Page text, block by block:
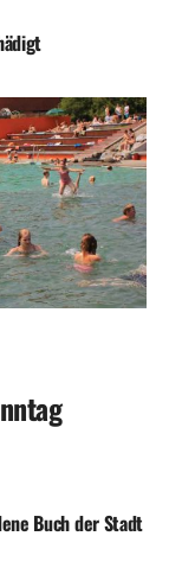
Buch der Stadt